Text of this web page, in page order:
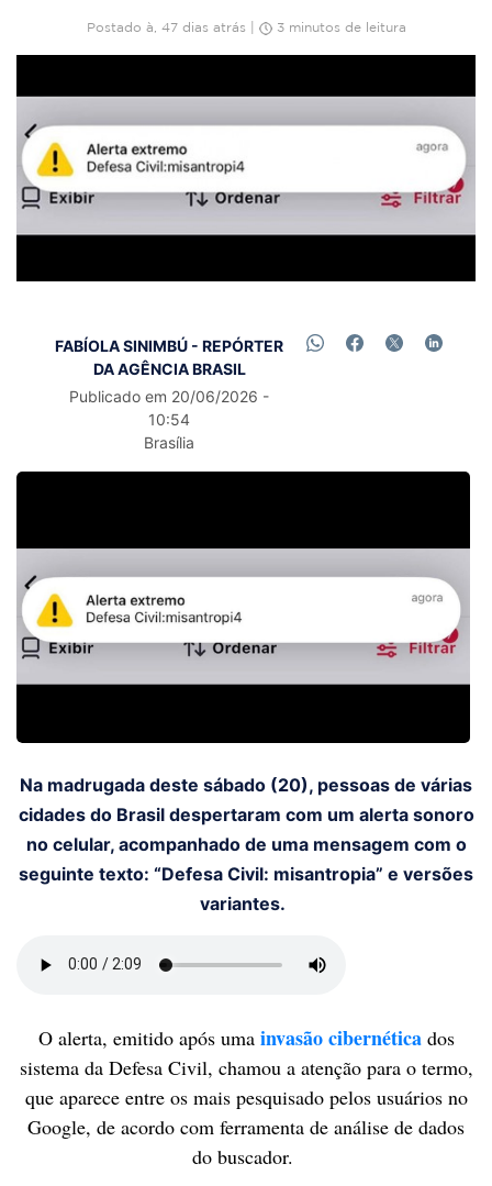
Postado à, 47 dias atrás | 3 minutos de leitura
FABÍOLA SINIMBÚ - REPÓRTER
DA AGÊNCIA BRASIL
Publicado em 20/06/2026 -
10:54
Brasília
Na madrugada deste sábado (20), pessoas de várias
cidades do Brasil despertaram com um alerta sonoro
no celular, acompanhado de uma mensagem com o
seguinte texto: “Defesa Civil: misantropia” e versões
variantes.
O alerta, emitido após umainvasão cibernéticados
sistema da Defesa Civil, chamou a atenção para o termo,
que aparece entre os mais pesquisado pelos usuários no
Google, de acordo com ferramenta de análise de dados
do buscador.